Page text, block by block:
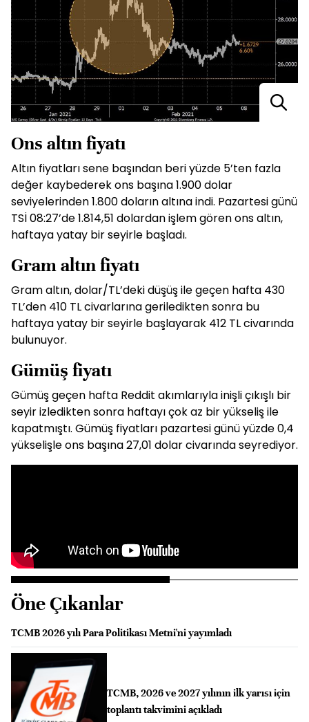
Ons altın fiyatı
Altın fiyatları sene başından beri yüzde 5’ten fazla
değer kaybederek ons başına 1.900 dolar
seviyelerinden 1.800 doların altına indi. Pazartesi günü
TSİ 08:27’de 1.814,51 dolardan işlem gören ons altın,
haftaya yatay bir seyirle başladı.
Gram altın fiyatı
Gram altın, dolar/TL’deki düşüş ile geçen hafta 430
TL’den 410 TL civarlarına geriledikten sonra bu
haftaya yatay bir seyirle başlayarak 412 TL civarında
bulunuyor.
Gümüş fiyatı
Gümüş geçen hafta Reddit akımlarıyla inişli çıkışlı bir
seyir izledikten sonra haftayı çok az bir yükseliş ile
kapatmıştı. Gümüş fiyatları pazartesi günü yüzde 0,4
yükselişle ons başına 27,01 dolar civarında seyrediyor.
Öne Çıkanlar
TCMB 2026 yılı Para Politikası Metni'ni yayımladı
TCMB, 2026 ve 2027 yılının ilk yarısı için
toplantı takvimini açıkladı